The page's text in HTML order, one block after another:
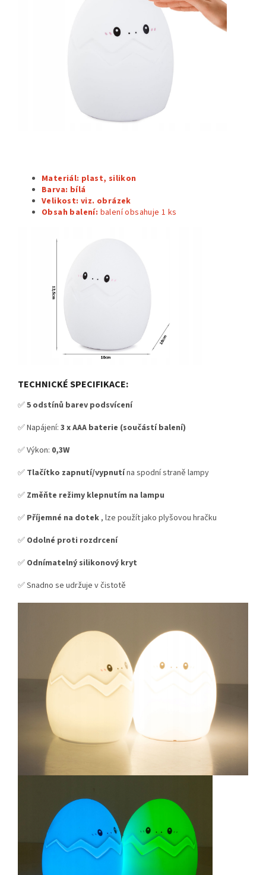
Materiál: plast, silikon
Barva: bílá
Velikost: viz. obrázek
Obsah balení: balení obsahuje 1 ks
TECHNICKÉ SPECIFIKACE:
✅5 odstínů barev podsvícení
✅ Napájení: 3 x AAA baterie (součástí balení)
✅ Výkon: 0,3W
✅ Tlačítko zapnutí/vypnutína spodní straně lampy
✅ Změňte režimy klepnutím na lampu
✅ Příjemné na dotek , lze použít jako plyšovou hračku
✅ Odolné proti rozdrcení
✅ Odnímatelný silikonový kryt
✅ Snadno se udržuje v čistotě